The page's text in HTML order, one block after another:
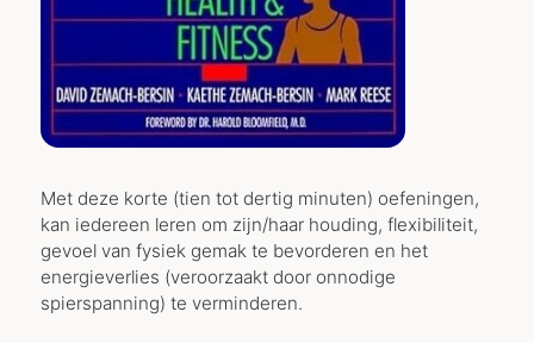
Met deze korte (tien tot dertig minuten) oefeningen,
kan iedereen leren om zijn/haar houding, flexibiliteit,
gevoel van fysiek gemak te bevorderen en het
energieverlies (veroorzaakt door onnodige
spierspanning) te verminderen.